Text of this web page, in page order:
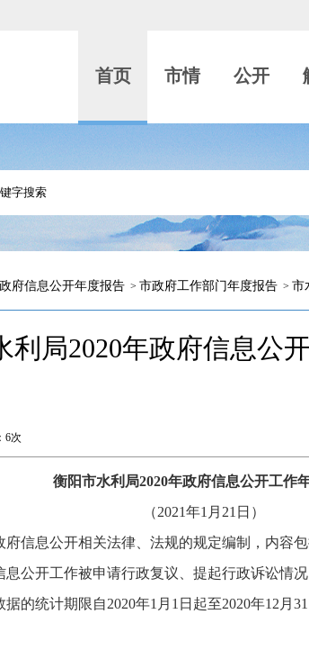
首页 市情 公开
政府信息公开年度报告 > 市政府工作部门年度报告 > 市
利局2020年政府信息公
6次
衡阳市水利局2020年政府信息公开工作
（2021年1月21日）
信息公开相关法律、法规的规定编制，内容
公开工作被申请行政复议、提起行政诉讼情
的统计期限自2020年1月1日起至2020年12月31